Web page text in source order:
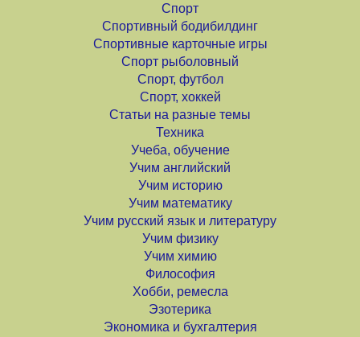
Спорт
Спортивный бодибилдинг
Спортивные карточные игры
Спорт рыболовный
Спорт, футбол
Спорт, хоккей
Статьи на разные темы
Техника
Учеба, обучение
Учим английский
Учим историю
Учим математику
Учим русский язык и литературу
Учим физику
Учим химию
Философия
Хобби, ремесла
Эзотерика
Экономика и бухгалтерия